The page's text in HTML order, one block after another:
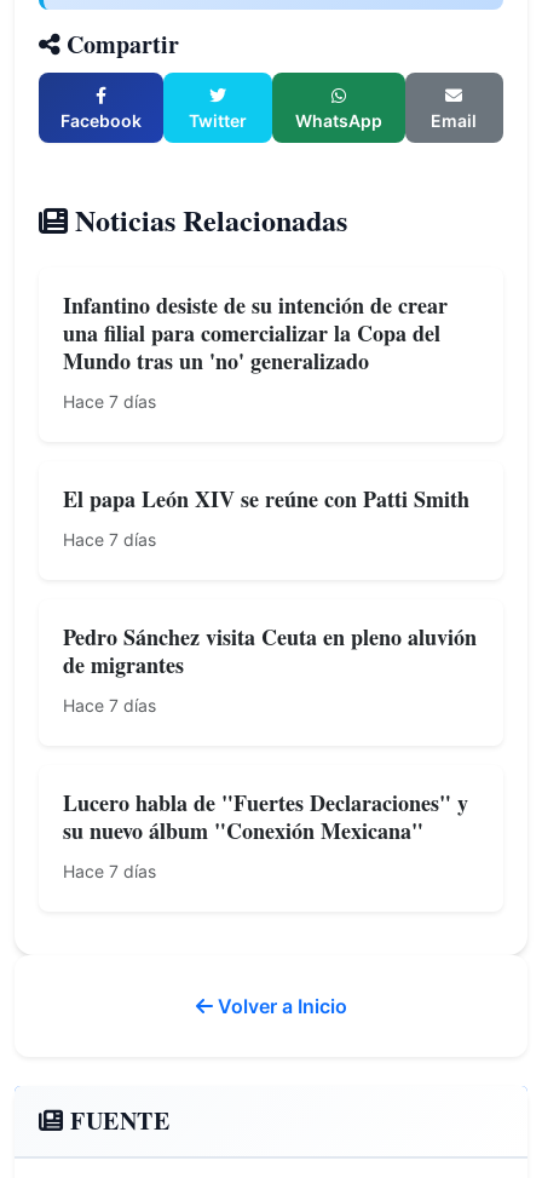
Compartir
Facebook Twitter WhatsApp Email
Noticias Relacionadas
Infantino desiste de su intención de crear
una filial para comercializar la Copa del
Mundo tras un 'no' generalizado
Hace 7 días
El papa León XIV se reúne con Patti Smith
Hace 7 días
Pedro Sánchez visita Ceuta en pleno aluvión
de migrantes
Hace 7 días
Lucero habla de "Fuertes Declaraciones" y
su nuevo álbum "Conexión Mexicana"
Hace 7 días
Volver a Inicio
FUENTE